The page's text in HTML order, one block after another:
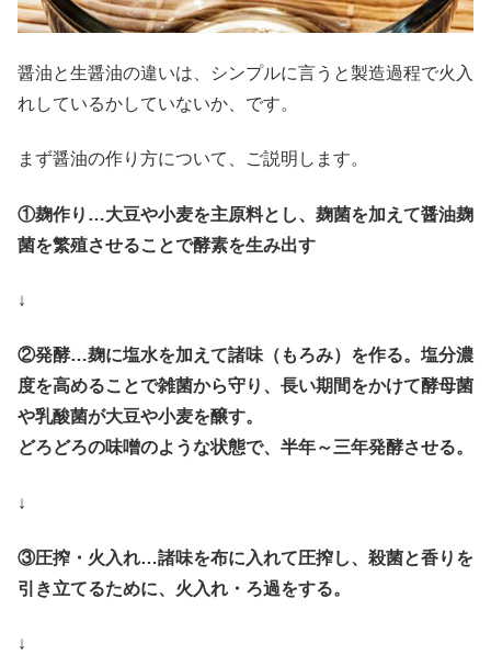
醤油と生醤油の違いは、シンプルに言うと製造過程で火入
れしているかしていないか、です。
まず醤油の作り方について、ご説明します。
①麹作り…大豆や小麦を主原料とし、麹菌を加えて醤油麹
菌を繁殖させることで酵素を生み出す
↓
②発酵…麹に塩水を加えて諸味（もろみ）を作る。塩分濃
度を高めることで雑菌から守り、長い期間をかけて酵母菌
や乳酸菌が大豆や小麦を醸す。
どろどろの味噌のような状態で、半年～三年発酵させる。
↓
③圧搾・火入れ…諸味を布に入れて圧搾し、殺菌と香りを
引き立てるために、火入れ・ろ過をする。
↓